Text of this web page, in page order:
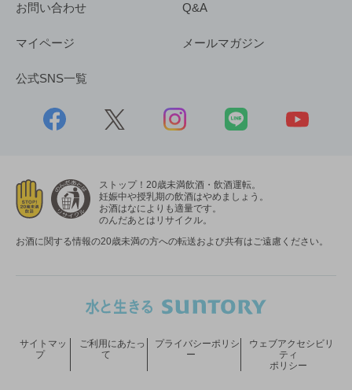
お問い合わせ Q&A
マイページ メールマガジン
公式SNS一覧
ストップ！20歳未満飲酒・飲酒運転。
妊娠中や授乳期の飲酒はやめましょう。
お酒はなによりも適量です。
のんだあとはリサイクル。
お酒に関する情報の20歳未満の方への転送および共有はご遠慮ください。
サイトマッ
プ
ご利用にあたっ
て
プライバシーポリシ
ー
ウェブアクセシビリ
ティ
ポリシー